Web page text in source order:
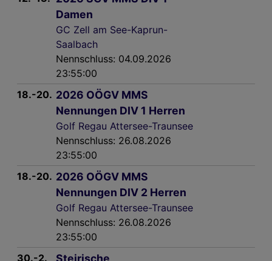
Damen
GC Zell am See-Kaprun-
Saalbach
Nennschluss: 04.09.2026
23:55:00
18.-20. 2026 OÖGV MMS
Nennungen DIV 1 Herren
Golf Regau Attersee-Traunsee
Nennschluss: 26.08.2026
23:55:00
18.-20. 2026 OÖGV MMS
Nennungen DIV 2 Herren
Golf Regau Attersee-Traunsee
Nennschluss: 26.08.2026
23:55:00
30.-2.
Steirische